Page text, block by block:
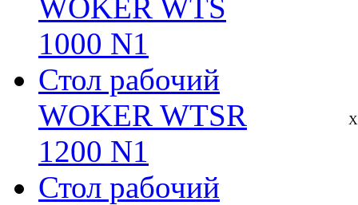
WOKER WTS
1000 N1
Стол рабочий
WOKER WTSR
1200 N1
Стол рабочий